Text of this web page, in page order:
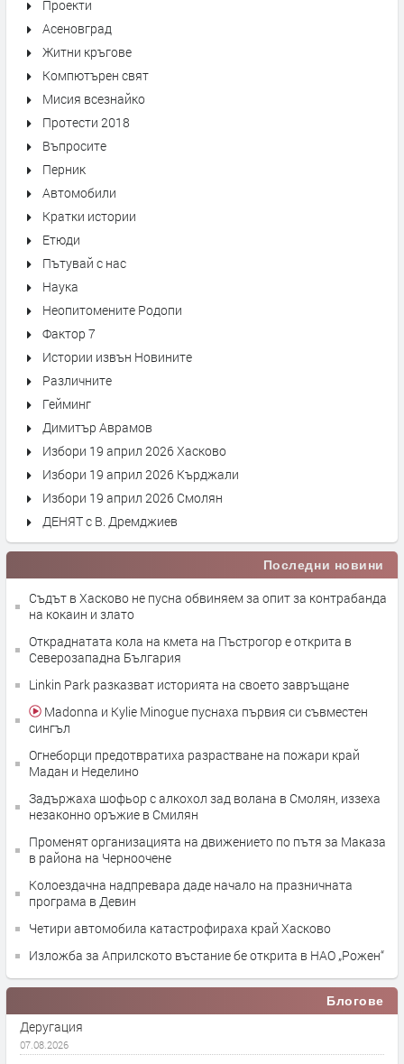
Проекти
Асеновград
Житни кръгове
Компютърен свят
Мисия всезнайко
Протести 2018
Въпросите
Перник
Автомобили
Кратки истории
Етюди
Пътувай с нас
Наука
Неопитомените Родопи
Фактор 7
Истории извън Новините
Различните
Гейминг
Димитър Аврамов
Избори 19 април 2026 Хасково
Избори 19 април 2026 Кърджали
Избори 19 април 2026 Смолян
ДЕНЯТ с В. Дремджиев
Последни новини
Съдът в Хасково не пусна обвиняем за опит за контрабанда
на кокаин и злато
Откраднатата кола на кмета на Пъстрогор е открита в
Северозападна България
Linkin Park разказват историята на своето завръщане
сингъл
Огнеборци предотвратиха разрастване на пожари край
Мадан и Неделино
Задържаха шофьор с алкохол зад волана в Смолян, иззеха
незаконно оръжие в Смилян
Променят организацията на движението по пътя за Маказа
в района на Черноочене
Колоездачна надпревара даде начало на празничната
програма в Девин
Четири автомобила катастрофираха край Хасково
Изложба за Априлското въстание бе открита в НАО „Рожен“
Блогове
Деругация
07.08.2026